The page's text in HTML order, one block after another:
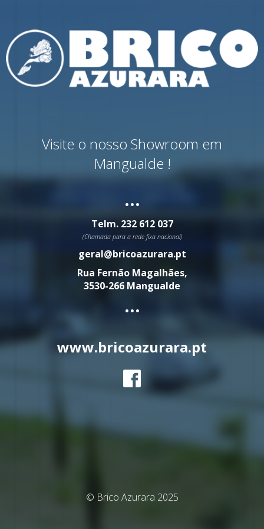
Visite o nosso Showroom em
Mangualde !
...
Telm. 232 612 037
(Chamada para a rede fixa nacional)
geral@bricoazurara.pt
Rua Fernão Magalhães,
3530-266 Mangualde
...
www.bricoazurara.pt
© Brico Azurara 2025